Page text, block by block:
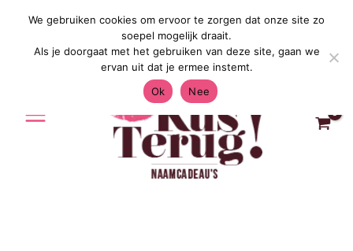
Gratis Verzending in Nederland &
We gebruiken cookies om ervoor te zorgen dat onze site zo
soepel mogelijk draait.
Als je doorgaat met het gebruiken van deze site, gaan we
ervan uit dat je ermee instemt.
Ok
Nee